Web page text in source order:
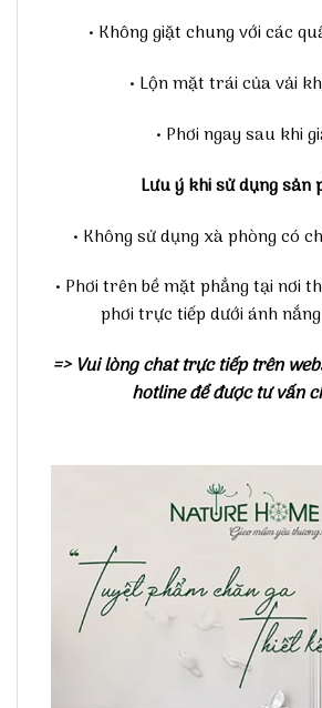
• Không giặt chung với các
• Lộn mặt trái của vải
• Phơi ngay sau khi
Lưu ý khi sử dụng sản
• Không sử dụng xà phòng có
• Phơi trên bề mặt phẳng tại nơi
phơi trực tiếp dưới ánh
=> Vui lòng chat trực tiếp trên
hotline để được tư vấn